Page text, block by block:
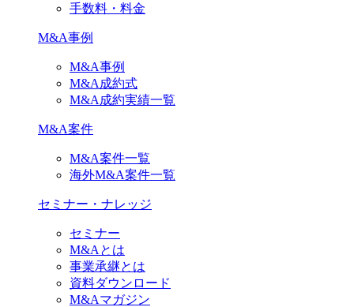
手数料・料金
M&A事例
M&A事例
M&A成約式
M&A成約実績一覧
M&A案件
M&A案件一覧
海外M&A案件一覧
セミナー・ナレッジ
セミナー
M&Aとは
事業承継とは
資料ダウンロード
M&Aマガジン